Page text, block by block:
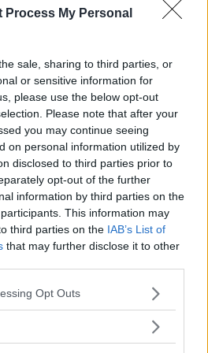
Process My Personal
sale, sharing to third parties, or
or sensitive information for
please use the below opt-out
Please note that after your
you may continue seeing
on personal information utilized by
disclosed to third parties prior to
opt-out of the further
information by third parties on the
This information may
third parties on the IAB’s List of
that may further disclose it to other
app uses one or more Google
usage behaviour. You may click to
Opt Outs
cancelling:
permette di dimagrire